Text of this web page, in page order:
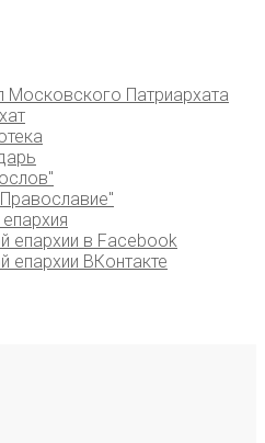
Московского Патриархата
епархии в Facebook
епархии ВКонтакте